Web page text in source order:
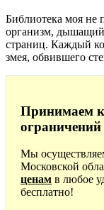
Библиотека моя не
организм,
страниц. Каждый
змея, обвившего
Принимаем
ограничений
Мы
Московской
ценам в любое
бесплатно!